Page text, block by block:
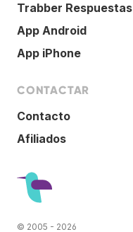
Trabber Respuestas
App Android
App iPhone
CONTACTAR
Contacto
Afiliados
© 2005 - 2026